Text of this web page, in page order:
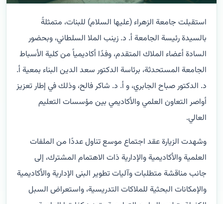
استقبلت جامعة الزهراء (عليها السلام) للبنات، متمثلةً
بالسيدة رئيسة الجامعة أ. د. زينب الملا السلطاني، وبحضور
السادة أعضاء الملاك المتقدم، وفدًا أكاديمياً من كلية الأسباط
الجامعة المستحدثة، برئاسة الدكتور سعد الدين البناء بمعية أ.
د. الدكتور صباح الجابري، و أ. د. شاكر فالح، وذلك في إطار تعزيز
أواصر التعاون العلمي والأكاديمي بين مؤسسات التعليم
العالي.
وشهدت الزيارة عقد اجتماع موسع تناول عددًا من الملفات
العلمية والأكاديمية والإدارية ذات الاهتمام المشترك، إلى
جانب مناقشة متطلبات وآليات تطوير البنى الإدارية والأكاديمية
والإمكانات البحثية للملاكات التدريسية، واستعراض السبل